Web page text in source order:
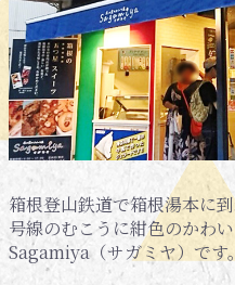
箱根登山鉄道で箱根湯本に
号線のむこうに紺色のかわ
Sagamiya（サガミヤ）です